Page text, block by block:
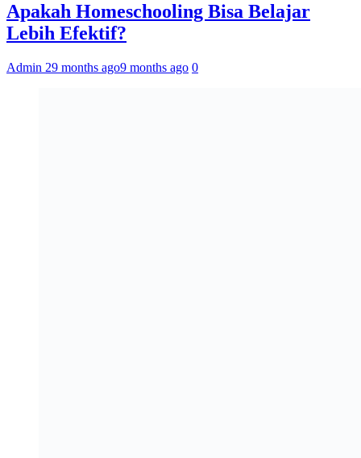
Apakah Homeschooling Bisa Belajar
Lebih Efektif?
Admin 29 months ago9 months ago 0